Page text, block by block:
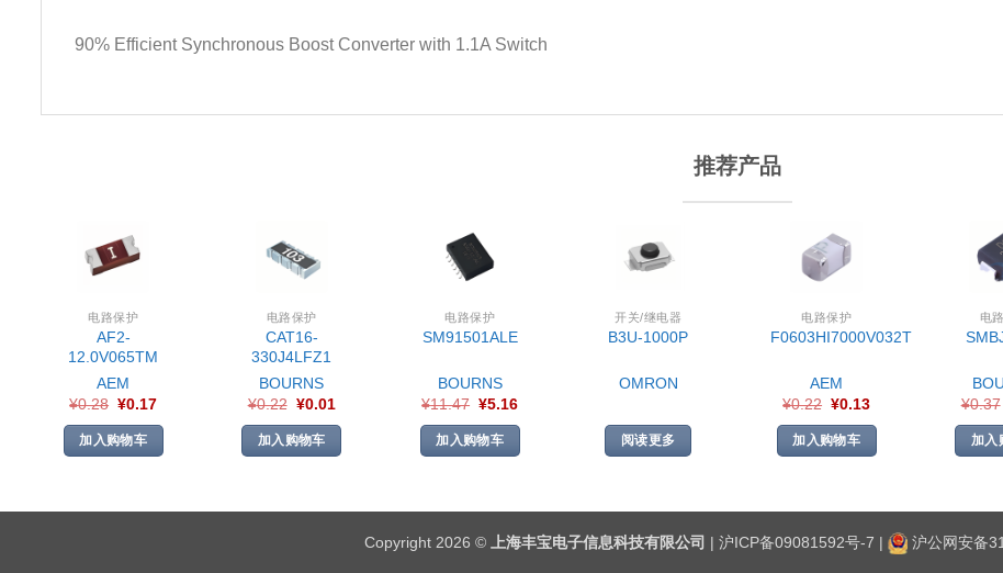
90% Efficient Synchronous Boost Converter with 1.1A Switch
推荐产品
电路保护
AF2-
12.0V065TM
AEM
¥0.28 ¥0.17
加入购物车
电路保护
CAT16-
330J4LFZ1
BOURNS
¥0.22 ¥0.01
加入购物车
电路保护
SM91501ALE
BOURNS
¥11.47 ¥5.16
加入购物车
开关/继电器
B3U-1000P
OMRON
阅读更多
电路保护
F0603HI7000V032T
AEM
¥0.22 ¥0.13
加入购物车
电
¥0.37
加入
Copyright 2026 © 上海丰宝电子信息科技有限公司 | 沪ICP备09081592号-7 | 沪公网安备